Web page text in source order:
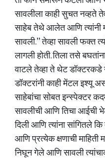
सावलीला काही सुचत नव्हते
साहेब तेथे आलेत आणि त्यांनी
सावली.” तेव्हा सावली फक्त
लागली होती. तिला तसे
वाटले तेव्हा ते थेट डॉक्टरकडे
डॉक्टरांनी काही मेंटल इश्यू
साहेबांचा सोबत इन्स्पेक्टर
सावलीची आणि तिचा
दिली आणि त्यांना सांगितले
आणि प्रत्येक क्षणाची
निघून गेले आणि सावली